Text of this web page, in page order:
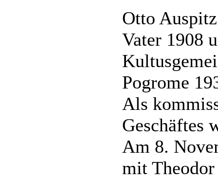
Otto
Vater 1908
Pogrome
Als
Geschäftes
Am 8.
mit Theodor